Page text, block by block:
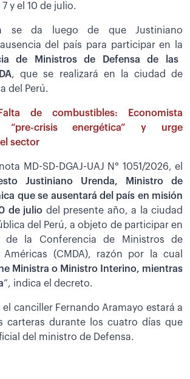
y el 10 de julio.
se da luego de que Justiniano
del país para participar en la
de Ministros de Defensa de las
, que se realizará en la ciudad de
del Perú.
Falta de combustibles: Economista
“pre-crisis energética” y urge
sector
MD-SD-DGAJ-UAJ N° 1051/2026, el
Justiniano Urenda, Ministro de
que se ausentará del país en misión
de julio del presente año, a la ciudad
del Perú, a objeto de participar en
de la Conferencia de Ministros de
(CMDA), razón por la cual
Ministra o Ministro Interino, mientras
”, indica el decreto.
el canciller Fernando Aramayo estará a
carteras durante los cuatro días que
del ministro de Defensa.